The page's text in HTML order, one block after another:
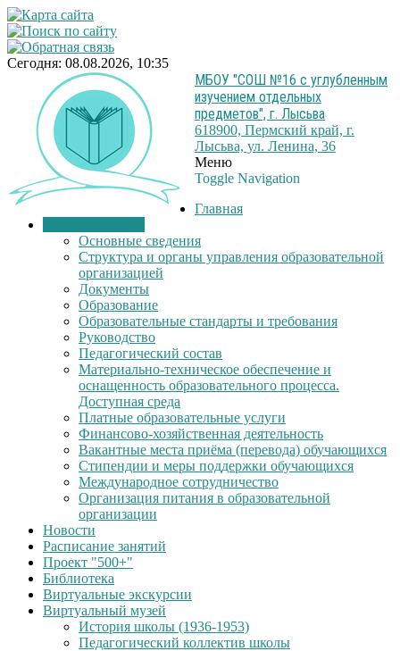
Сегодня: 08.08.2026, 10:35
МБОУ "СОШ №16 с углубленным
изучением отдельных
предметов", г. Лысьва
618900, Пермский край, г.
Лысьва, ул. Ленина, 36
Меню
Toggle Navigation
Главная
Основные сведения
Структура и органы управления образовательной
организацией
Документы
Образование
Образовательные стандарты и требования
Руководство
Педагогический состав
Материально-техническое обеспечение и
оснащенность образовательного процесса.
Доступная среда
Платные образовательные услуги
Финансово-хозяйственная деятельность
Вакантные места приёма (перевода) обучающихся
Стипендии и меры поддержки обучающихся
Международное сотрудничество
Организация питания в образовательной
организации
Новости
Расписание занятий
Проект "500+"
Библиотека
Виртуальные экскурсии
Виртуальный музей
История школы (1936-1953)
Педагогический коллектив школы